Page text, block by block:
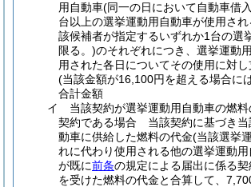
用自動車(同一の日において自動車借
台以上の選挙運動用自動車が使用さ
該候補者が指定するいずれか1台の選
限る。)のそれぞれにつき、選挙運動
用された各日についてその使用に対
(当該金額が16,100円を超える場合に
合計金額
イ
当該契約が選挙運動用自動車の燃
契約である場合 当該契約に基づき当
動車に供給した燃料の代金(当該選挙
れに代わり使用される他の選挙運動
が既に前条の規定による届出に係る
を受けた燃料の代金と合算して、